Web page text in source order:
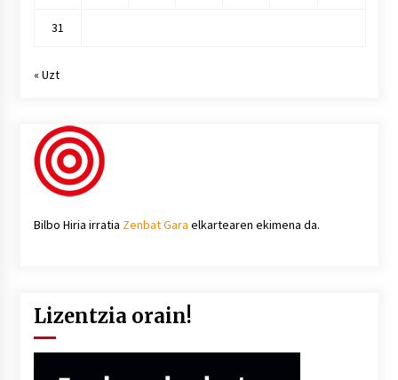
31
« Uzt
Bilbo Hiria irratia Zenbat Gara elkartearen ekimena da.
Lizentzia orain!